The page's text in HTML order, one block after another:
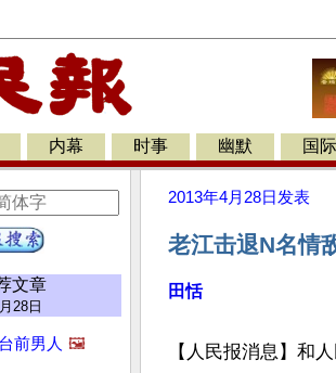
内幕 时事 幽默 国际
文章
28日
前男人 🖼️
2013年4月28日 发表
老江击退N名情
田恬
【人民报消息】和